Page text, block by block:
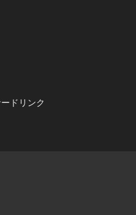
ドリンク